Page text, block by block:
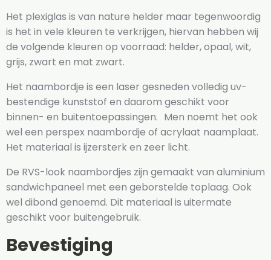
Het plexiglas is van nature helder maar tegenwoordig
is het in vele kleuren te verkrijgen, hiervan hebben wij
de volgende kleuren op voorraad: helder, opaal, wit,
grijs, zwart en mat zwart.
Het naambordje is een laser gesneden volledig uv-
bestendige kunststof en daarom geschikt voor
binnen- en buitentoepassingen. Men noemt het ook
wel een perspex naambordje of acrylaat naamplaat.
Het materiaal is ijzersterk en zeer licht.
De RVS-look naambordjes zijn gemaakt van aluminium
sandwichpaneel met een geborstelde toplaag. Ook
wel dibond genoemd. Dit materiaal is uitermate
geschikt voor buitengebruik.
Bevestiging